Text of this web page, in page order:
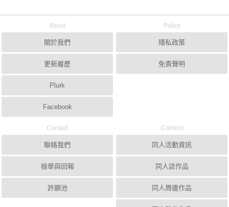
About
關於我們
更新履歷
Plurk
Facebook
Policy
隱私政策
免責聲明
Contact
聯絡我們
檢舉與回報
許願池
Content
同人活動資訊
同人誌作品
同人周邊作品